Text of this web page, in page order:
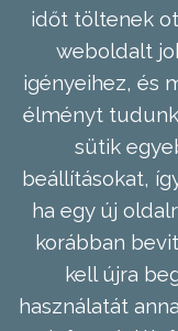
időt töltenek
weboldalt
igényeihez, és
élményt
sütik
beállításokat,
ha egy új
korábban
kell újra
használatát